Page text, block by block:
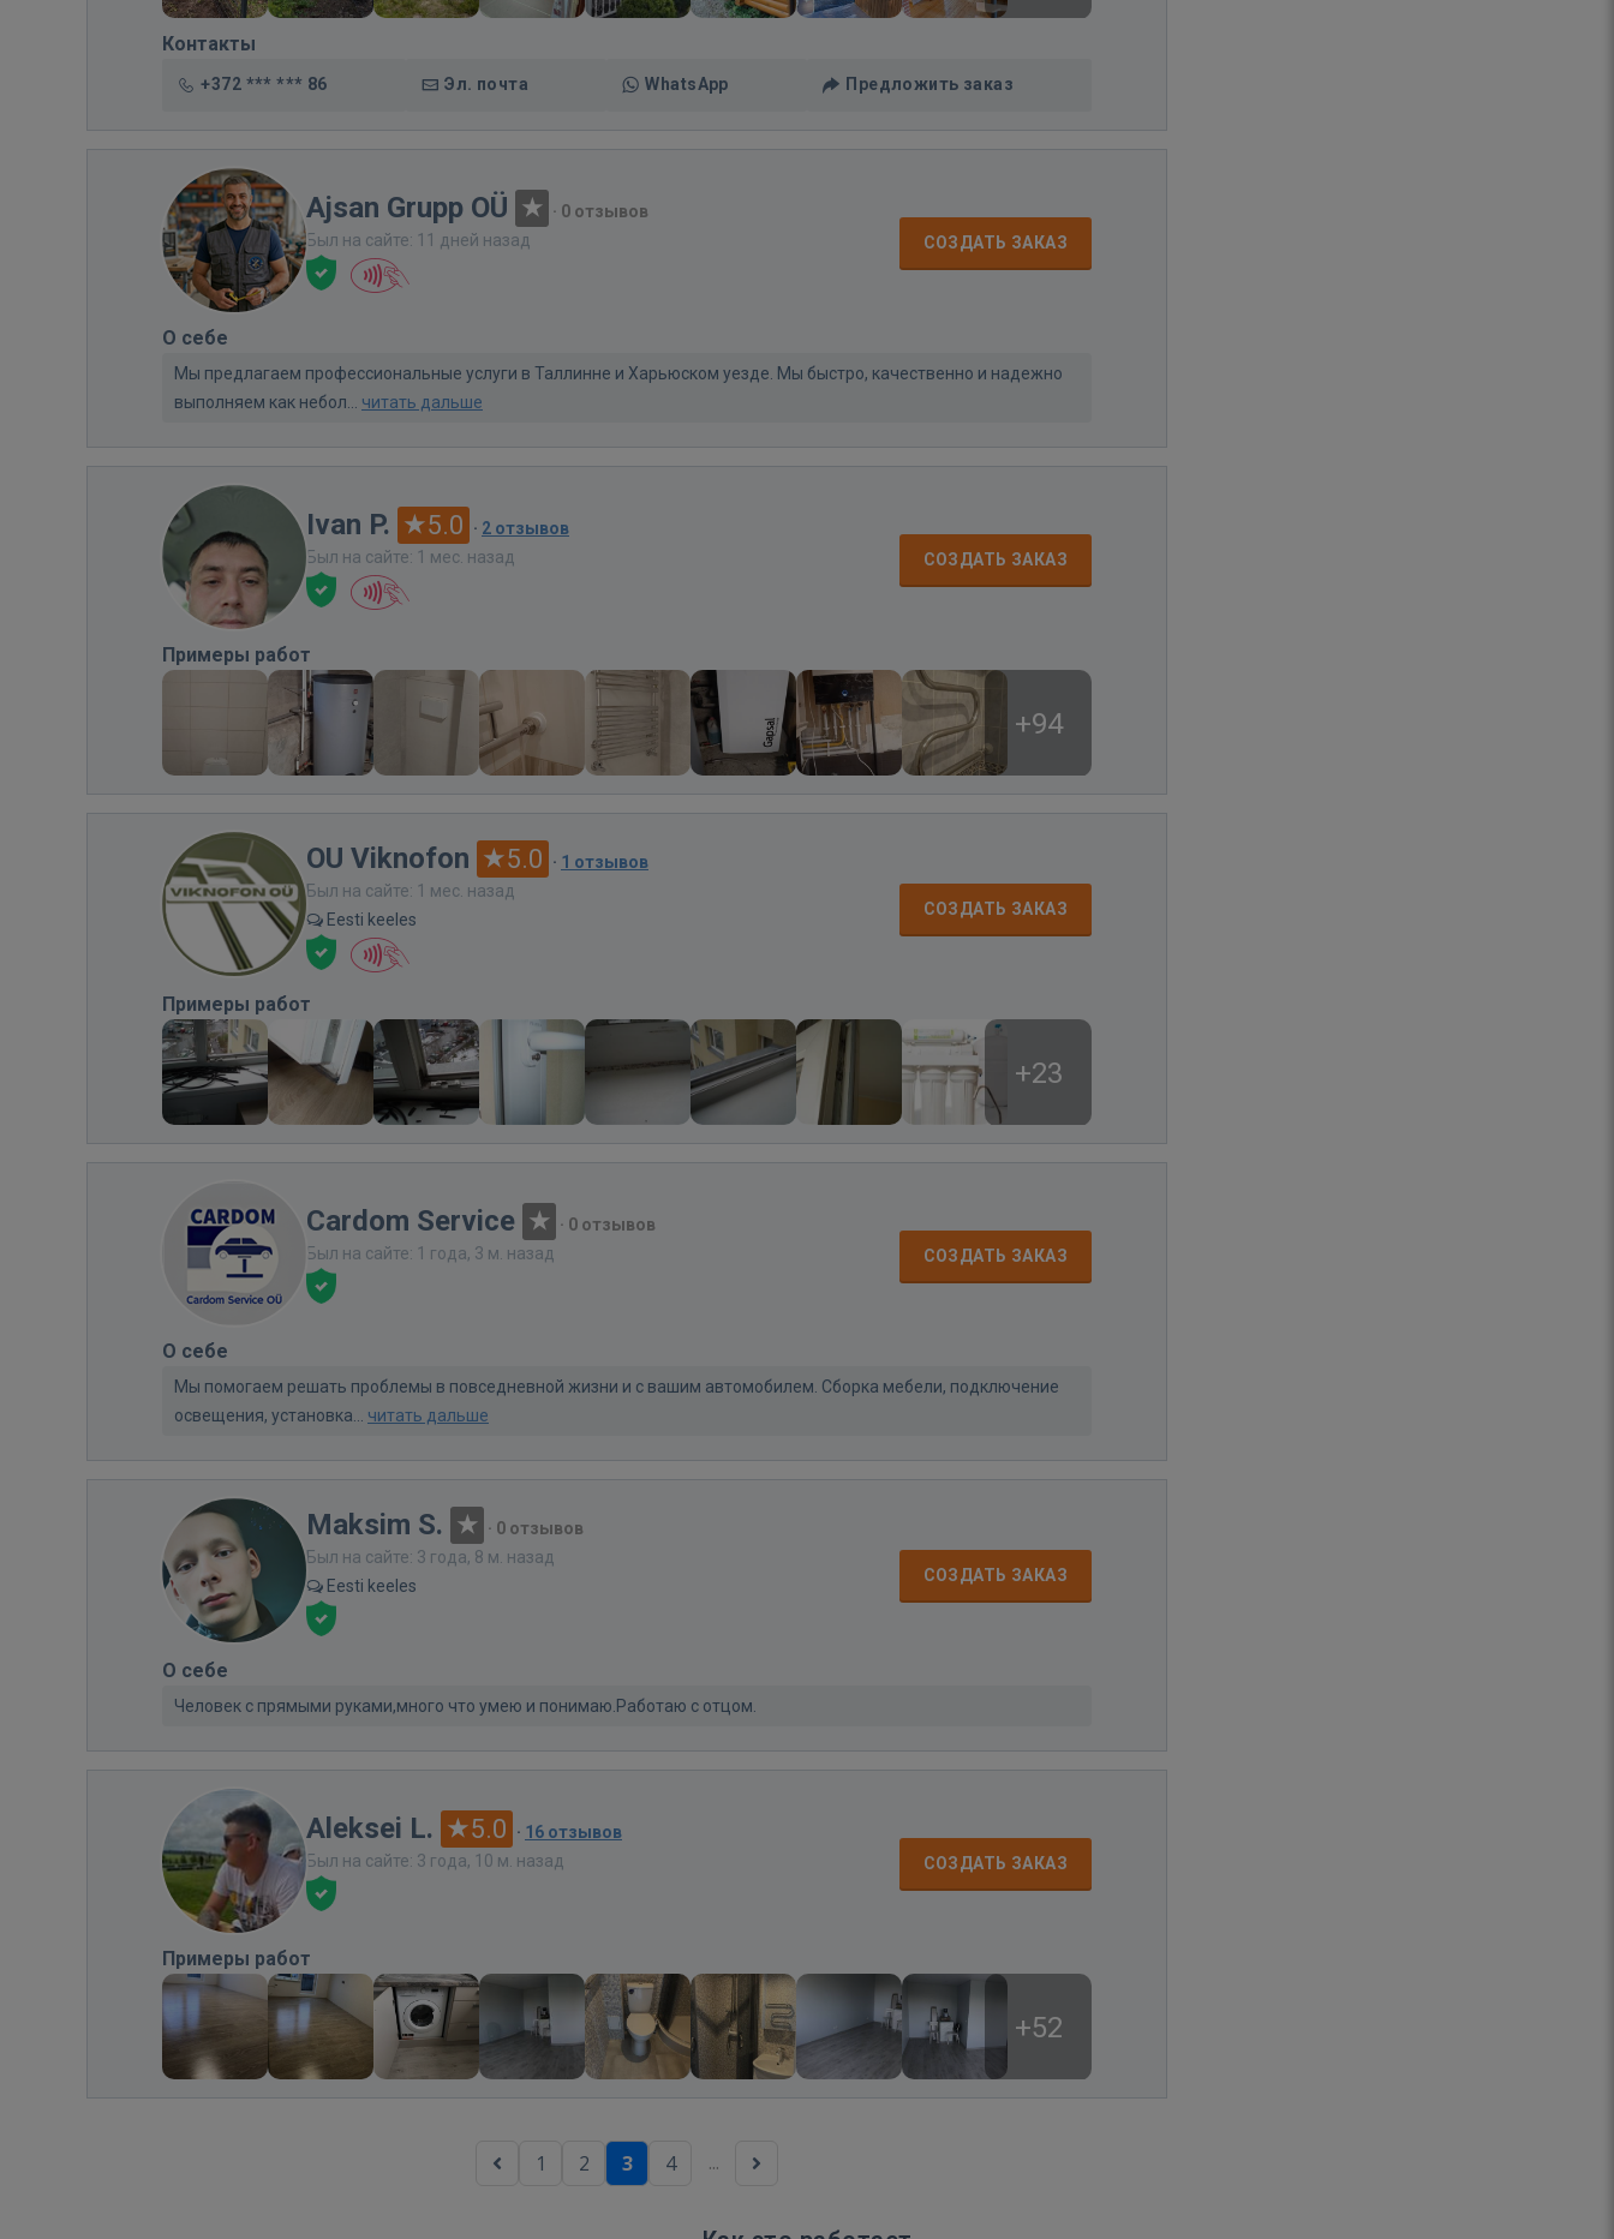
Контакты
+372 *** *** 86 Эл. почта WhatsApp Предложить заказ
Ajsan Grupp OÜ · 0 отзывов
Был на сайте: 11 дней назад
СОЗДАТЬ ЗАКАЗ
О себе
Мы предлагаем профессиональные услуги в Таллинне и Харьюском уезде. Мы быстро, качественно и надежно
выполняем как небол... читать дальше
Ivan P. 5.0 · 2 отзывов
Был на сайте: 1 мес. назад
СОЗДАТЬ ЗАКАЗ
Примеры работ
+94
OU Viknofon 5.0 · 1 отзывов
Был на сайте: 1 мес. назад
Eesti keeles
СОЗДАТЬ ЗАКАЗ
Примеры работ
+23
Cardom Service · 0 отзывов
Был на сайте: 1 года, 3 м. назад
СОЗДАТЬ ЗАКАЗ
О себе
Мы помогаем решать проблемы в повседневной жизни и с вашим автомобилем. Сборка мебели, подключение
освещения, установка... читать дальше
Maksim S. · 0 отзывов
Был на сайте: 3 года, 8 м. назад
Eesti keeles
СОЗДАТЬ ЗАКАЗ
О себе
Человек с прямыми руками,много что умею и понимаю.Работаю с отцом.
Aleksei L. 5.0 · 16 отзывов
Был на сайте: 3 года, 10 м. назад
СОЗДАТЬ ЗАКАЗ
Примеры работ
+52
1 2 3 4 ...